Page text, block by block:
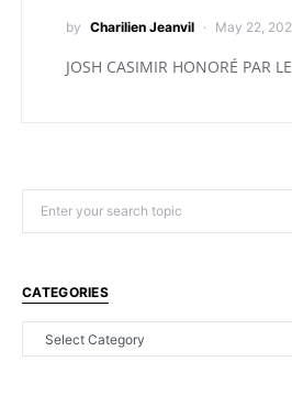
by Charilien Jeanvil May 22,
JOSH CASIMIR HONORÉ PAR
CATEGORIES